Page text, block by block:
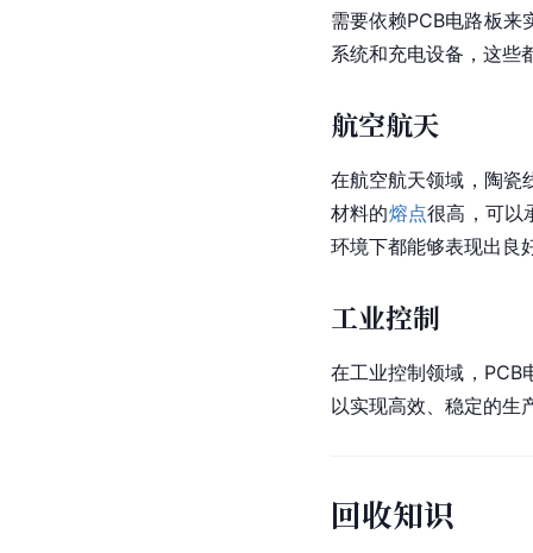
需要依赖PCB电路板来
系统和充电设备，这些
航空航天
在航空航天领域，陶瓷
材料的熔点很高，可以
环境下都能够表现出良
工业控制
在工业控制领域，PCB
以实现高效、稳定的生
回收知识